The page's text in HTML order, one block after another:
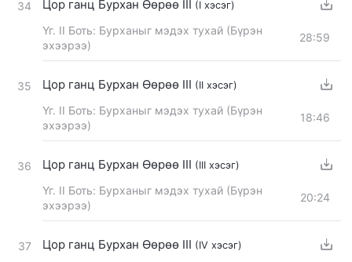
34 Цор ганц Бурхан Өөрөө III (I хэсэг)
Үг. II Боть: Бурханыг мэдэх тухай (Бүрэн
эхээрээ)
28:59
35 Цор ганц Бурхан Өөрөө III (II хэсэг)
Үг. II Боть: Бурханыг мэдэх тухай (Бүрэн
эхээрээ)
18:46
36 Цор ганц Бурхан Өөрөө III (III хэсэг)
Үг. II Боть: Бурханыг мэдэх тухай (Бүрэн
эхээрээ)
20:24
37 Цор ганц Бурхан Өөрөө III (IV хэсэг)